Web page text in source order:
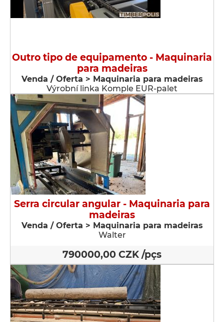
Outro tipo de equipamento - Maquinaria
para madeiras
Venda / Oferta > Maquinaria para madeiras
Výrobní linka Komple EUR-palet
Serra circular angular - Maquinaria para
madeiras
Venda / Oferta > Maquinaria para madeiras
Walter
790000,00 CZK /pçs